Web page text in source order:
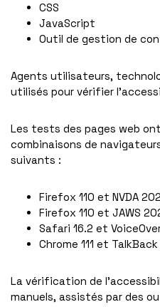
CSS
JavaScript
Outil de gestion de
Agents utilisateurs,
utilisés pour vérifier
Les tests des pages web
combinaisons de
suivants :
Firefox 110 et NVDA
Firefox 110 et JAWS
Safari 16.2 et
Chrome 111 et
La vérification de
manuels, assistés par des